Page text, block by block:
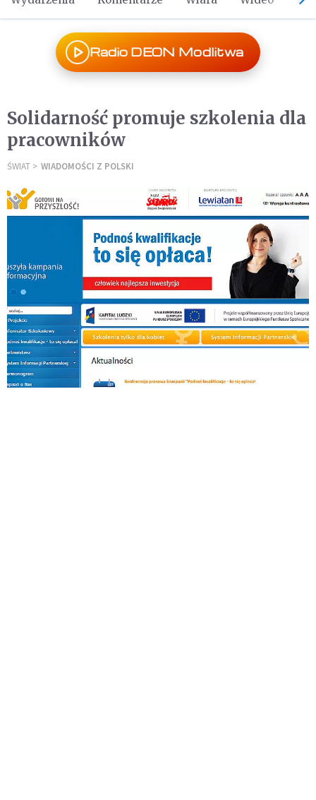
Radio DEON Modlitwa
Solidarność promuje szkolenia dla
pracowników
ŚWIAT WIADOMOŚCI Z POLSKI